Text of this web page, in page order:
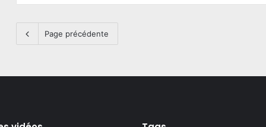
Page précédente